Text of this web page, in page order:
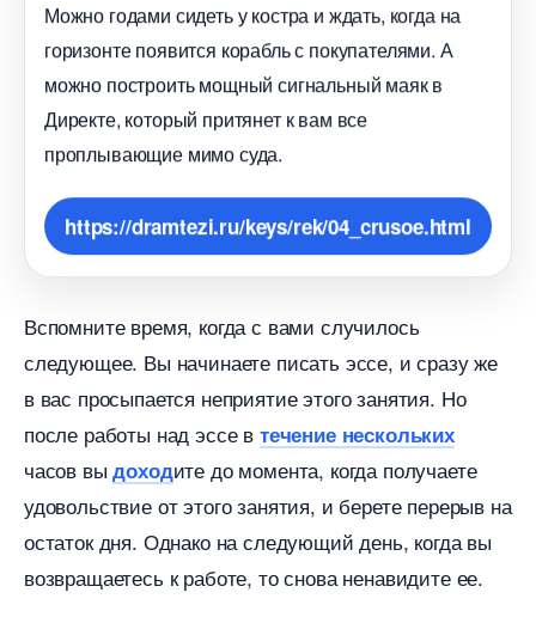
Можно годами сидеть у костра и ждать, когда на
оризонте появится корабль с покупателями. А
можно построить мощный сигнальный маяк
Директе, который притянет к вам все
проплывающие мимо суда.
https://dramtezi.ru/keys/rek/04_crusoe.html
спомните время, когда с вами случилось
следующее. Вы начинаете писать эссе, и сразу же
ас просыпается неприятие этого занятия. Но
после работы над эссе течение нескольких
часов выдоходите до момента, когда получаете
удовольствие от этого занятия, и берете перерыв на
остаток дня. Однако на следующий день, когда вы
озвращаетесь к работе, то снова ненавидите ее.